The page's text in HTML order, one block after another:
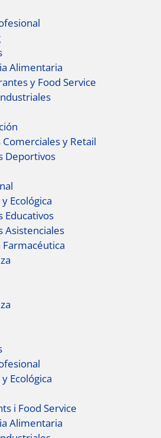
Alimentaria
y Food Service
y Retail
Deportivos
Ecológica
Educativos
Asistenciales
Ecológica
i Food Service
Alimentaria